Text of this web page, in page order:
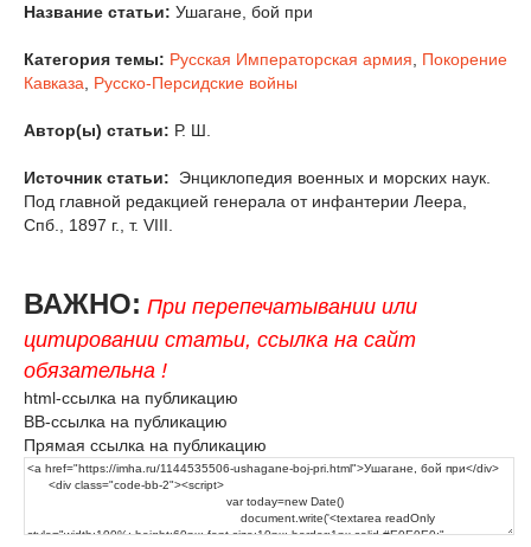
Название статьи: Ушагане, бой при
Категория темы: Русская Императорская армия
Покорение
Кавказа
Русско-Персидские войны
Автор(ы) статьи: Р. Ш.
Источник статьи:
Энциклопедия военных и морских наук.
Под главной редакцией генерала от инфантерии Леера,
Спб., 1897 г., т. VIII.
ВАЖНО: При перепечатывании или
цитировании статьи, ссылка на сайт
обязательна !
html-ссылка на публикацию
BB-ссылка на публикацию
Прямая ссылка на публикацию